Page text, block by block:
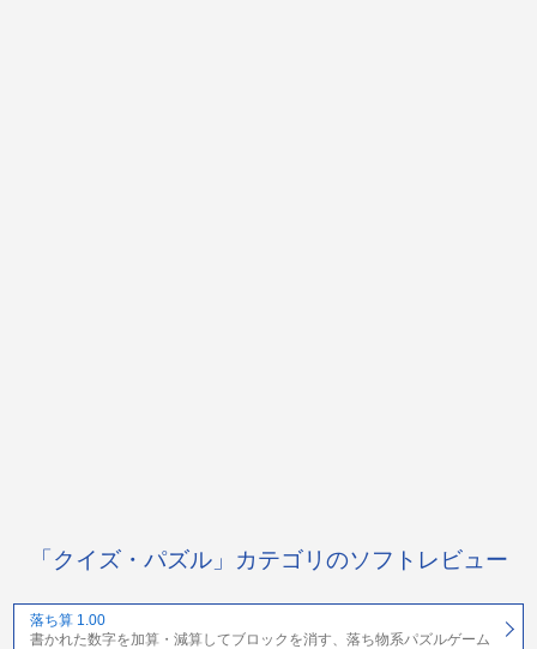
「クイズ・パズル」カテゴリのソフトレビュー
落ち算 1.00
書かれた数字を加算・減算してブロックを消す、落ち物系パズルゲーム